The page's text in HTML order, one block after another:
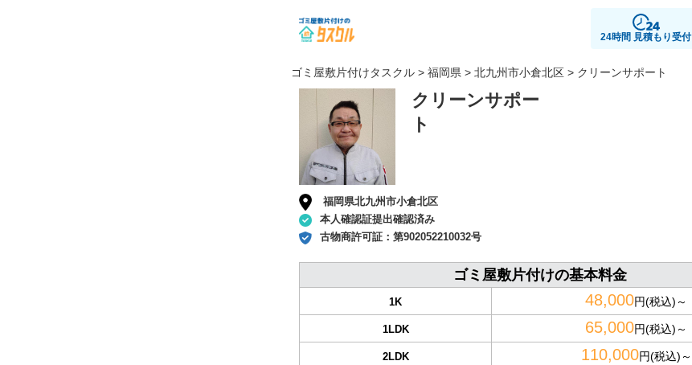
24時間 見積もり受付
ゴミ屋敷片付けタスクル > 福岡県 > 北九州市小倉北区 > クリーンサポート
クリーンサポー
ト
福岡県北九州市小倉北区
本人確認証提出確認済み
古物商許可証： 第902052210032号
ゴミ屋敷片付けの基本料金
1K 48,000円(税込)～
1LDK 65,000円(税込)～
2LDK 110,000円(税込)～